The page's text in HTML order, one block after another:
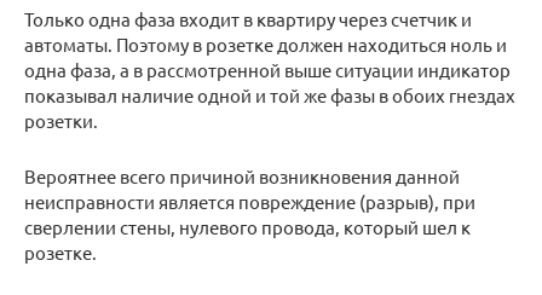
Только одна фаза входит в квартиру через счетчик и
автоматы. Поэтому в розетке должен находиться ноль и
одна фаза, а в рассмотренной выше ситуации индикатор
показывал наличие одной и той же фазы в обоих гнездах
розетки.
Вероятнее всего причиной возникновения данной
неисправности является повреждение (разрыв), при
сверлении стены, нулевого провода, который шел к
розетке.